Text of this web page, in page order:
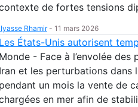
de fortes tensions
Ilyasse Rhamir- 11 mars 2026
Les États-Unis autorisent
Monde - Face à l’envolée
Iran et les perturbations dans
pendant un mois la vente de
en mer afin de